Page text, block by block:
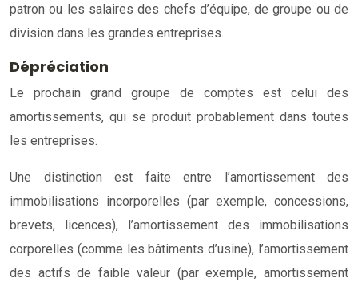
patron ou les salaires des chefs d’équipe, de groupe ou de
division dans les grandes entreprises.
Dépréciation
Le prochain grand groupe de comptes est celui des
amortissements, qui se produit probablement dans toutes
les entreprises.
Une distinction est faite entre l’amortissement des
immobilisations incorporelles (par exemple, concessions,
brevets, licences), l’amortissement des immobilisations
corporelles (comme les bâtiments d’usine), l’amortissement
des actifs de faible valeur (par exemple, amortissement